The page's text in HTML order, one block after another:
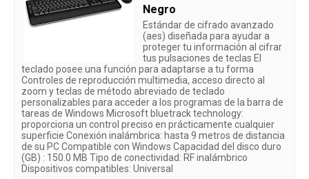
Negro
Estándar de cifrado avanzado
(aes) diseñada para ayudar a
proteger tu información al cifrar
tus pulsaciones de teclas El
teclado posee una función para adaptarse a tu forma
Controles de reproducción multimedia, acceso directo al
zoom y teclas de método abreviado de teclado
personalizables para acceder a los programas de la barra de
tareas de Windows Microsoft bluetrack technology:
proporciona un control preciso en prácticamente cualquier
superficie Conexión inalámbrica: hasta 9 metros de distancia
de su PC Compatible con Windows Capacidad del disco duro
(GB) : 150.0 MB Tipo de conectividad: RF inalámbrico
Dispositivos compatibles: Universal